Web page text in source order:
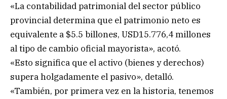
«La contabilidad patrimonial del sector público
provincial determina que el patrimonio neto es
equivalente a $5.5 billones, USD15.776,4 millones
al tipo de cambio oficial mayorista», acotó.
«Esto significa que el activo (bienes y derechos)
supera holgadamente el pasivo», detalló.
«También, por primera vez en la historia, tenemos